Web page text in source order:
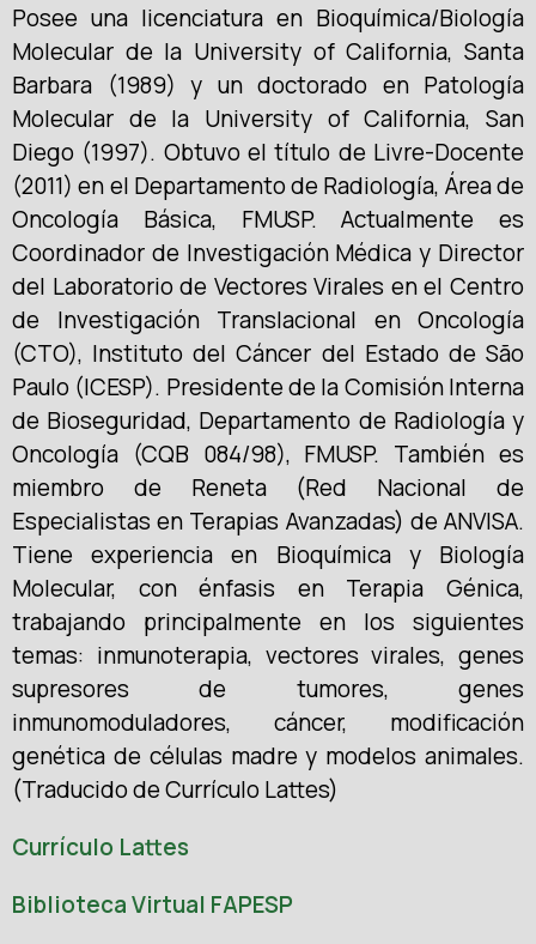
Posee una licenciatura en Bioquímica/Biología
Molecular de la University of California, Santa
Barbara (1989) y un doctorado en Patología
Molecular de la University of California, San
Diego (1997). Obtuvo el título de Livre-Docente
(2011) en el Departamento de Radiología, Área de
Oncología Básica, FMUSP. Actualmente es
Coordinador de Investigación Médica y Director
del Laboratorio de Vectores Virales en el Centro
de Investigación Translacional en Oncología
(CTO), Instituto del Cáncer del Estado de São
Paulo (ICESP). Presidente de la Comisión Interna
de Bioseguridad, Departamento de Radiología y
Oncología (CQB 084/98), FMUSP. También es
miembro de Reneta (Red Nacional de
Especialistas en Terapias Avanzadas) de ANVISA.
Tiene experiencia en Bioquímica y Biología
Molecular, con énfasis en Terapia Génica,
trabajando principalmente en los siguientes
temas: inmunoterapia, vectores virales, genes
supresores de tumores, genes
inmunomoduladores, cáncer, modificación
genética de células madre y modelos animales.
(Traducido de Currículo Lattes)
Currículo Lattes
Biblioteca Virtual FAPESP